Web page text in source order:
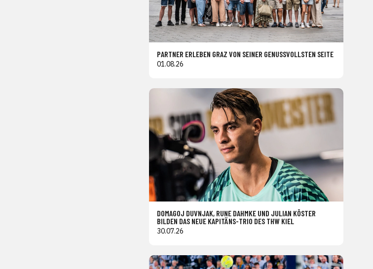
PARTNER ERLEBEN GRAZ VON SEINER GENUSSVOLLSTEN SEITE
01.08.26
DOMAGOJ DUVNJAK, RUNE DAHMKE UND JULIAN KÖSTER
BILDEN DAS NEUE KAPITÄNS-TRIO DES THW KIEL
30.07.26